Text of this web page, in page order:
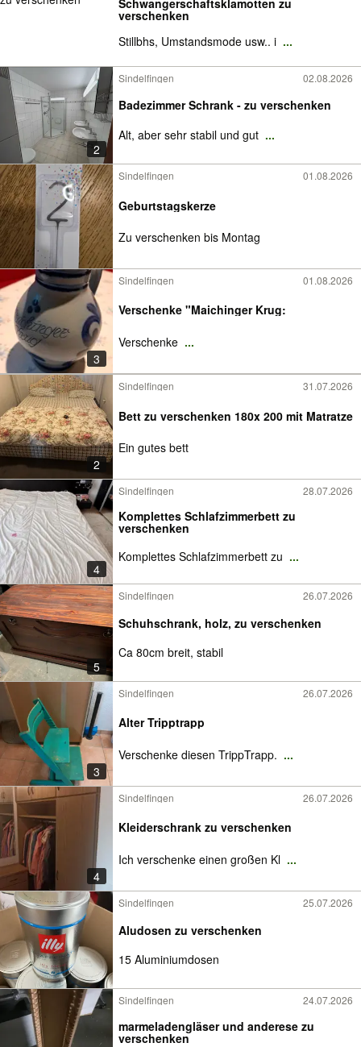
Schwangerschaftsklamotten zu
verschenken
Stillbhs, Umstandsmode usw.. i ...
2
Sindelfingen 02.08.2026
Badezimmer Schrank - zu verschenken
Alt, aber sehr stabil und gut ...
Sindelfingen 01.08.2026
Geburtstagskerze
Zu verschenken bis Montag
3
Sindelfingen 01.08.2026
Verschenke "Maichinger Krug:
Verschenke ...
2
Sindelfingen 31.07.2026
Bett zu verschenken 180x 200 mit Matratze
Ein gutes bett
4
Sindelfingen 28.07.2026
Komplettes Schlafzimmerbett zu
verschenken
Komplettes Schlafzimmerbett zu ...
5
Sindelfingen 26.07.2026
Schuhschrank, holz, zu verschenken
Ca 80cm breit, stabil
3
Sindelfingen 26.07.2026
Alter Tripptrapp
Verschenke diesen TrippTrapp. ...
4
Sindelfingen 26.07.2026
Kleiderschrank zu verschenken
Ich verschenke einen großen Kl ...
Sindelfingen 25.07.2026
Aludosen zu verschenken
15 Aluminiumdosen
Sindelfingen 24.07.2026
marmeladengläser und anderese zu
verschenken